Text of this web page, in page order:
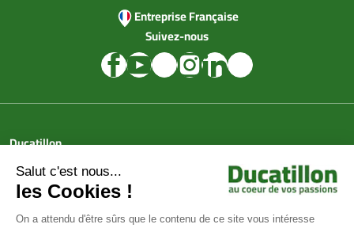
Entreprise Française
Suivez-nous
Ducatillon
Achat en ligne
Services